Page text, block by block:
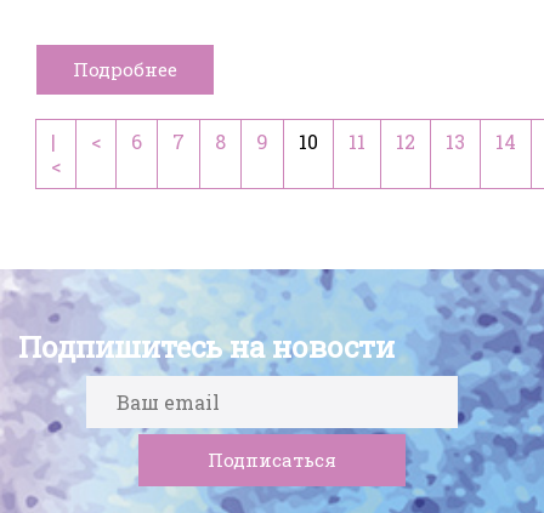
Подробнее
|
<
< 6 7 8 9 10 11 12 13 14
Подпишитесь на новости